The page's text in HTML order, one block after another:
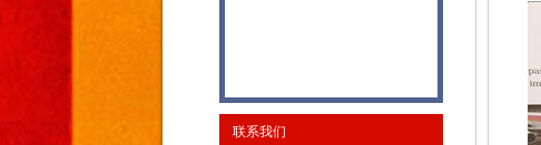
联系我们